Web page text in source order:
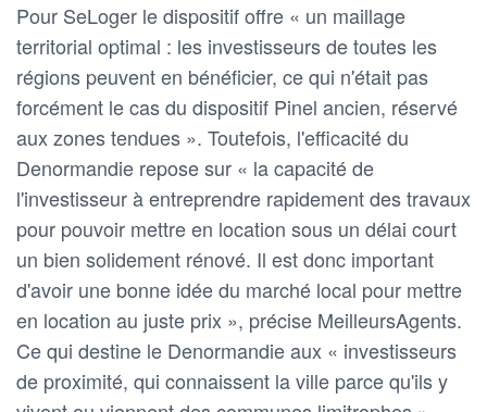
Pour SeLoger le dispositif offre « un maillage
territorial optimal : les investisseurs de toutes les
régions peuvent en bénéficier, ce qui n'était pas
forcément le cas du dispositif Pinel ancien, réservé
aux zones tendues ». Toutefois, l'efficacité du
Denormandie repose sur « la capacité de
l'investisseur à entreprendre rapidement des travaux
pour pouvoir mettre en location sous un délai court
un bien solidement rénové. Il est donc important
d'avoir une bonne idée du marché local pour mettre
en location au juste prix », précise MeilleursAgents.
Ce qui destine le Denormandie aux « investisseurs
de proximité, qui connaissent la ville parce qu'ils y